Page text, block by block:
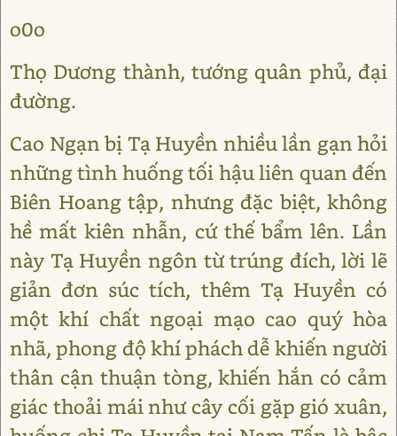
o0o
Thọ Dương thành, tướng quân phủ, đại
đường.
Cao Ngạn bị Tạ Huyền nhiều lần gạn hỏi
những tình huống tối hậu liên quan đến
Biên Hoang tập, nhưng đặc biệt, không
hề mất kiên nhẫn, cứ thế bẩm lên. Lần
này Tạ Huyền ngôn từ trúng đích, lời lẽ
giản đơn súc tích, thêm Tạ Huyền có
một khí chất ngoại mạo cao quý hòa
nhã, phong độ khí phách dễ khiến người
thân cận thuận tòng, khiến hắn có cảm
giác thoải mái như cây cối gặp gió xuân,